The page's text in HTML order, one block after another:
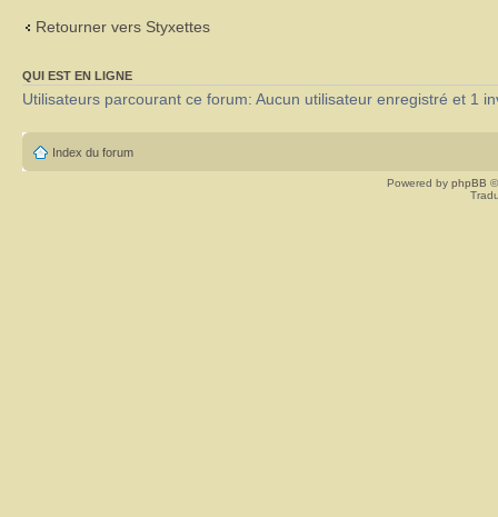
Retourner vers Styxettes
QUI EST EN LIGNE
Utilisateurs parcourant ce forum: Aucun utilisateur enregistré et 1
Index du forum
Powered by phpBB